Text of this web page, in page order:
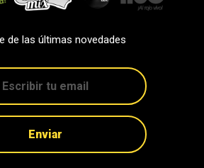
de las últimas novedades
Enviar